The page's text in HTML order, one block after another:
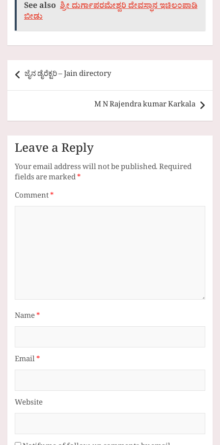
See also ಶ್ರೀ ದುರ್ಗಾಪರಮೇಶ್ವರಿ ದೇವಸ್ಥಾನ ಇಚಿಲಂಪಾಡಿ
ಬೀಡು
Post
navigation
ಜೈನ ಡೈರೆಕ್ಟರಿ – Jain directory
M N Rajendra kumar Karkala
Leave a Reply
Your email address will not be published.Required
fields are marked*
Comment*
Name*
Email*
Website